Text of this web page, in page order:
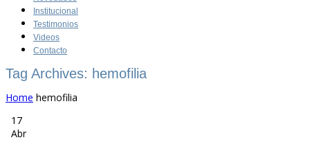
Institucional
Testimonios
Videos
Contacto
Tag Archives: hemofilia
Home hemofilia
17
Abr